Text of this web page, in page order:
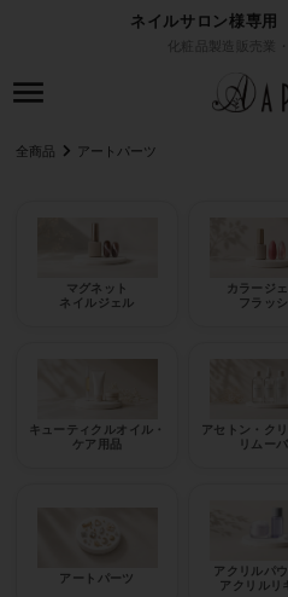
ネイルサロン様専
化粧品製造販売業
全商品 アートパーツ
マグネット
ネイルジェル
カラージ
フラッシ
キューティクルオイル・
ケア用品
アセトン・ク
リムー
アートパーツ
アクリルパウ
アクリルリ